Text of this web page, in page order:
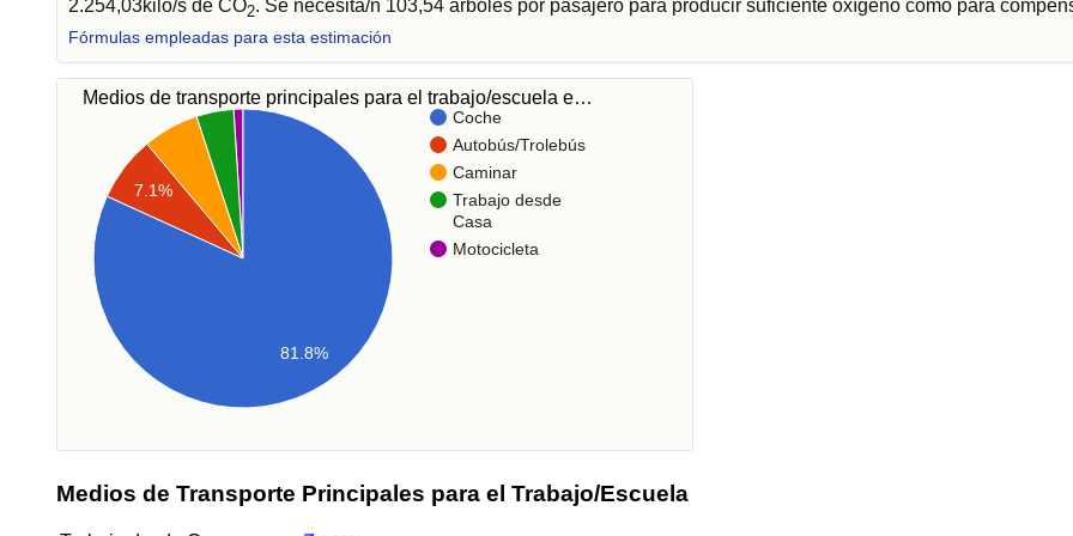
2.254,03kilo/s de CO2. Se necesita/n 103,54 árboles por pasajero para producir suficiente oxígeno como para
Fórmulas empleadas para esta estimación
Medios de transporte principales para el trabajo/escuela e…
Coche
Autobús/Trolebús
Caminar
Trabajo desde
Casa
Motocicleta
7.1%
81.8%
Medios de Transporte Principales para el Trabajo/Escuela